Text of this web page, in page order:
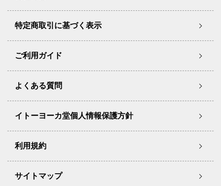
特定商取引に基づく表示
ご利用ガイド
よくある質問
イトーヨーカ堂個人情報保護方針
利用規約
サイトマップ